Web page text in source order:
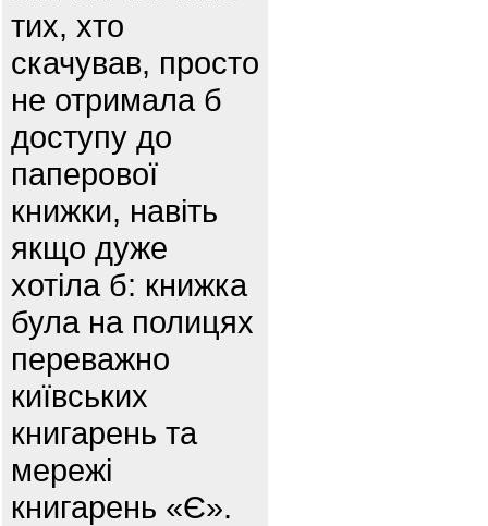
тих, хто
скачував, просто
не отримала б
доступу до
паперової
книжки, навіть
якщо дуже
хотіла б: книжка
була на полицях
переважно
київських
книгарень та
мережі
книгарень «Є».